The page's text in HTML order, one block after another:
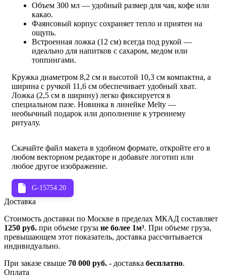
Объем 300 мл — удобный размер для чая, кофе или
какао.
Фаянсовый корпус сохраняет тепло и приятен на
ощупь.
Встроенная ложка (12 см) всегда под рукой —
идеально для напитков с сахаром, медом или
топпингами.
Кружка диаметром 8,2 см и высотой 10,3 см компактна, а
ширина с ручкой 11,6 см обеспечивает удобный хват.
Ложка (2,5 см в ширину) легко фиксируется в
специальном пазе. Новинка в линейке Melty —
необычный подарок или дополнение к утреннему
ритуалу.
Скачайте файл макета в удобном формате, откройте его в
любом векторном редакторе и добавьте логотип или
любое другое изображение.
G-15754.20
Доставка
Стоимость доставки по Москве в пределах МКАД составляет
1250 руб. при объеме груза не более 1м³. При объеме груза,
превышающем этот показатель, доставка рассчитывается
индивидуально.
При заказе свыше 70 000 руб. - доставка бесплатно.
Оплата